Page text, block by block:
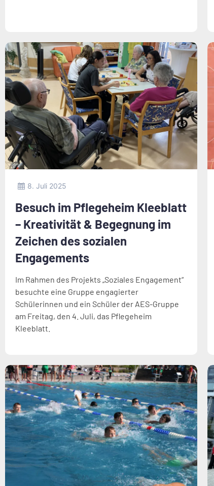
8. Juli 2025
Besuch im Pflegeheim Kleeblatt
– Kreativität & Begegnung im
Zeichen des sozialen
Engagements
Im Rahmen des Projekts „Soziales Engagement“
besuchte eine Gruppe engagierter
Schülerinnen und ein Schüler der AES-Gruppe
am Freitag, den 4. Juli, das Pflegeheim
Kleeblatt.